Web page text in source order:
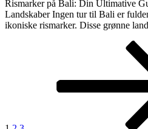
Rismarker på Bali: Din Ultimative
Landskaber Ingen tur til Bali er
ikoniske rismarker. Disse grønne